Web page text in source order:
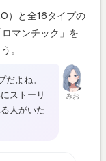
）と全16タイプの
マンチック」を
。
みお
よね。
ストーリ
人がいた